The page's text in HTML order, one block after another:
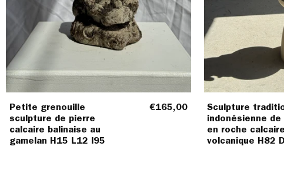
Petite grenouille
sculpture de pierre
calcaire balinaise au
gamelan H15 L12 l95
€165,00
Sculpture
indonésienne de
en roche calcaire
volcanique H82